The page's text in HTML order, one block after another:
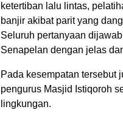
ketertiban lalu lintas,
banjir akibat parit yang
Seluruh pertanyaan
Senapelan dengan jelas
Pada kesempatan tersebut
pengurus Masjid Istiqoroh
lingkungan.